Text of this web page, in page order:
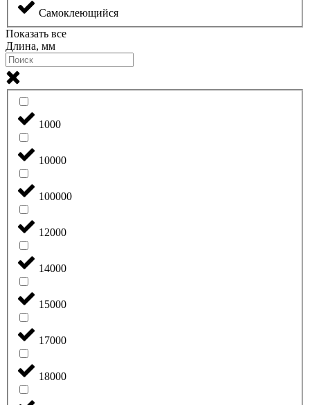
Самоклеющийся
Показать все
Длина, мм
1000
10000
100000
12000
14000
15000
17000
18000